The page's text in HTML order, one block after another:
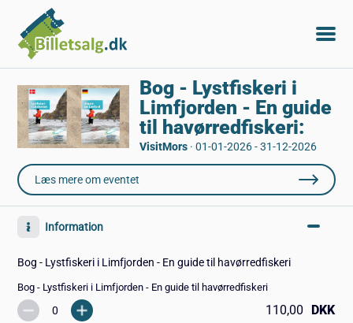
Bog - Lystfiskeri i
Limfjorden - En guide
til havørredfiskeri:
VisitMors· 01-01-2026 - 31-12-2026
Læs mere om eventet
Information
Bog - Lystfiskeri i Limfjorden - En guide til havørredfiskeri
Bog - Lystfiskeri i Limfjorden - En guide til havørredfiskeri
110,00 DKK